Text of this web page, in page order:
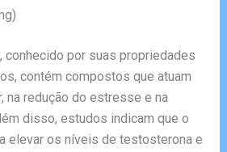
conhecido por suas propriedades
contém compostos que atuam
na redução do estresse e na
disso, estudos indicam que o
elevar os níveis de testosterona e